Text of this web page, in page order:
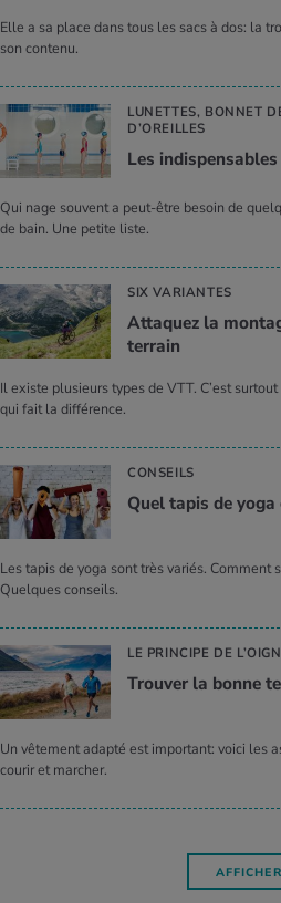
Elle a sa place dans tous les sacs à dos: la
son contenu.
LUNETTES, BONNET
D’OREILLES
Les
Qui nage souvent a peut-être besoin de
de bain. Une petite liste.
SIX VARIANTES
Atta­quez la
ter­rain
Il existe plusieurs types de VTT. C’est
qui fait la différence.
CONSEILS
Quel tapis de yoga
Les tapis de yoga sont très variés. Comment
Quelques conseils.
LE PRINCIPE DE
Trou­ver la bonne
Un vêtement adapté est important: voici les
courir et marcher.